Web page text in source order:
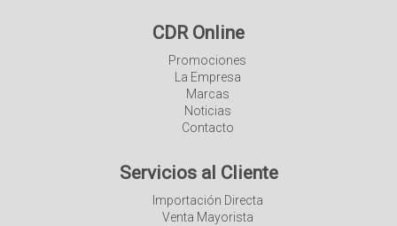
CDR Online
Promociones
La Empresa
Marcas
Noticias
Contacto
Servicios al Cliente
Importación Directa
Venta Mayorista